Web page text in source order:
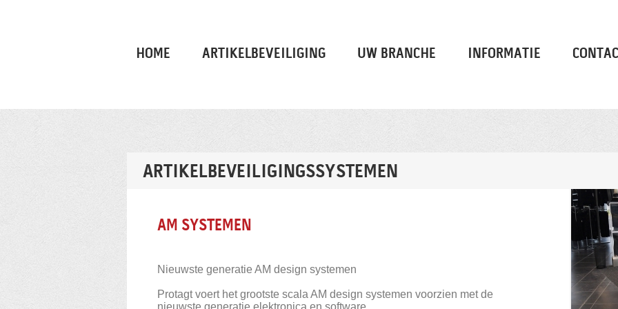
HOME ARTIKELBEVEILIGING UW BRANCHE INFORMATIE
ARTIKELBEVEILIGINGSSYSTEMEN
AM SYSTEMEN
Nieuwste generatie AM design systemen
Protagt voert het grootste scala AM design systemen voorzien met de
nieuwste generatie elektronica en software.